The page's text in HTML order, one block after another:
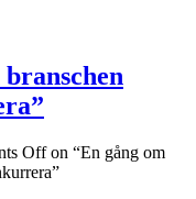
Offon “En gång om